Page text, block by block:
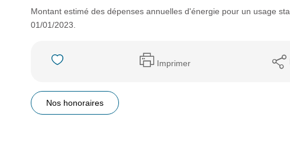
Montant estimé des dépenses annuelles d'énergie pour un usage
01/01/2023.
Imprimer
Nos honoraires